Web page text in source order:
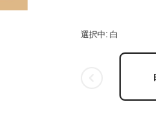
選択中: 白